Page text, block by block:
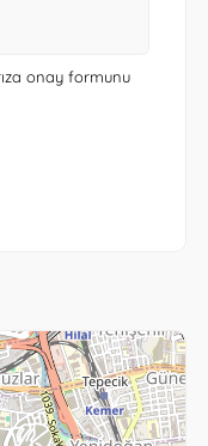
onay formunu